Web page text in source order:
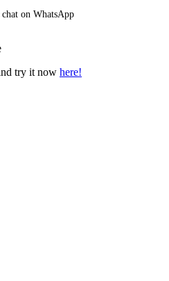
on WhatsApp
try it now here!